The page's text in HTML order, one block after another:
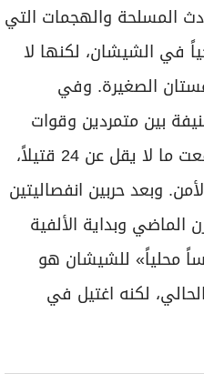
المسلحة والهجمات التي
في الشيشان، لكنها لا
الصغيرة. وفي
عنيفة بين متمردين وقوات
الأمن في وسط غروزني أوقعت ما لا يقل عن 24 قتيلاً،
الأمن. وبعد حربين انفصاليتين
وبداية الألفية
محلياً» للشيشان هو
لكنه اغتيل في